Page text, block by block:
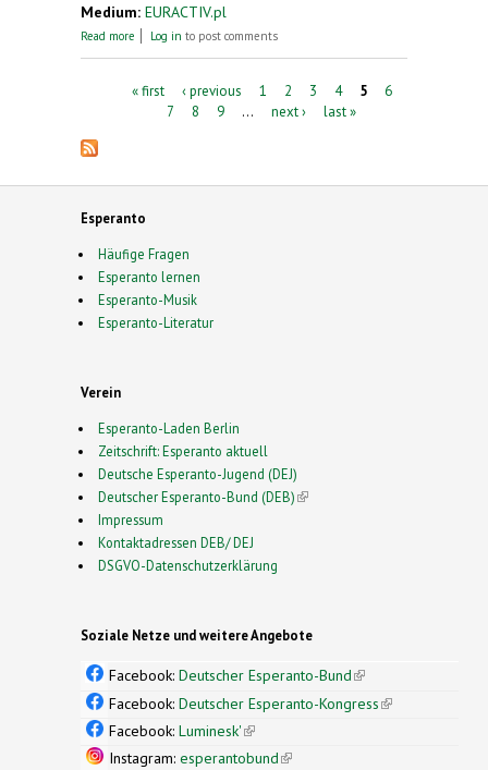
Medium: EURACTIV.pl
Read more about Konferencja w sprawie przyszłości Europy –
Log in to post comments
Pages« first ‹ previous 1 2 3 4 5
6
7
8 9 … next › last »
Esperanto
Häufige Fragen
Esperanto lernen
Esperanto-Musik
Esperanto-Literatur
Verein
Esperanto-Laden Berlin
Zeitschrift: Esperanto aktuell
Deutsche Esperanto-Jugend (DEJ)
Deutscher Esperanto-Bund (DEB)(link is external)
Impressum
Kontaktadressen DEB/ DEJ
DSGVO-Datenschutzerklärung
Soziale Netze und weitere Angebote
Facebook: Deutscher Esperanto-Bund(link is
external)
Facebook: Deutscher Esperanto-Kongress(link is
Facebook: Luminesk'(link is external)
Instagram: esperantobund(link is external)